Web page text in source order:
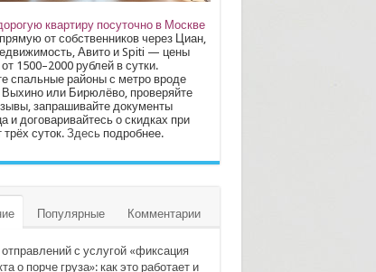
квартиру посуточно в Москве
от собственников через Циан,
Авито и Spiti — цены
1500–2000 рублей в сутки.
спальные районы с метро вроде
или Бирюлёво, проверяйте
запрашивайте документы
и договаривайтесь о скидках при
трёх суток.Здесьподробнее.
Популярные Комментарии
с услугой «фиксация
о порче груза»: как это работает и